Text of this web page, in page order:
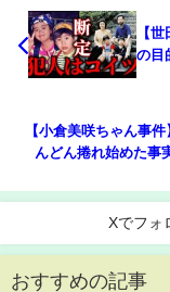
【
の目
【小倉美咲ちゃん事
んどん捲れ始めた事
Xでフォ
おすすめの記事